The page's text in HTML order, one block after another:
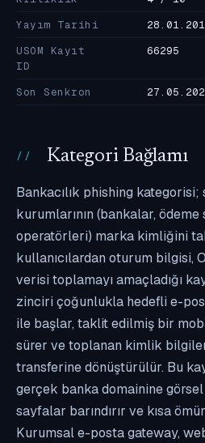
Yayım Tarihi
USOM Kayıt
ID
66295
Son Senkron
Kategori Bağlamı
Bankacılık phishing kategorisi;
kurumlarının (bankalar, ödeme
operatörleri) marka kimliğini
kullanıcılardan oturum bilgisi,
verisi toplamayı amaçladığı
zinciri çoğunlukla hedefli e-
ile başlar, taklit edilmiş bir
sürer ve toplanan kimlik
transferine dönüştürülür. Bu
gerçek banka domainine
sayfalar barındırır ve kısa
Kurumsal e-posta gateway,